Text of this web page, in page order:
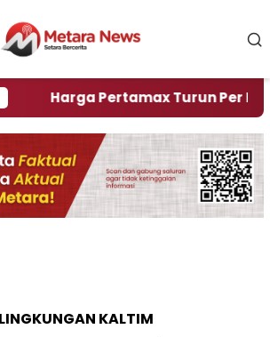
Harga Pertamax Turun Per Hari Ini,
KALTIM